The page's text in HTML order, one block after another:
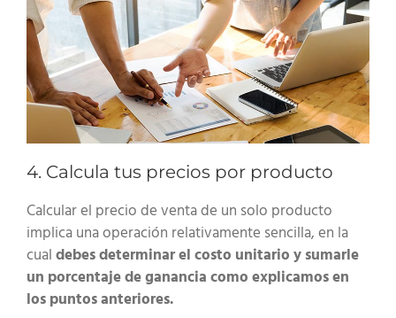
4. Calcula tus precios por producto
Calcular el precio de venta de un solo producto
implica una operación relativamente sencilla, en la
cualdebes determinar el costo unitario y sumarle
un porcentaje de ganancia como explicamos en
los puntos anteriores.